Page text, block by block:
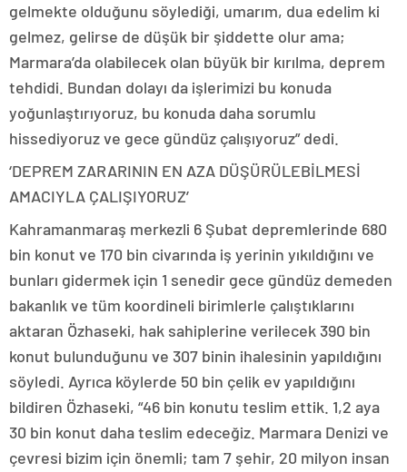
gelmekte olduğunu söylediği, umarım, dua edelim ki
gelmez, gelirse de düşük bir şiddette olur ama;
Marmara’da olabilecek olan büyük bir kırılma, deprem
tehdidi. Bundan dolayı da işlerimizi bu konuda
yoğunlaştırıyoruz, bu konuda daha sorumlu
hissediyoruz ve gece gündüz çalışıyoruz” dedi.
‘DEPREM ZARARININ EN AZA DÜŞÜRÜLEBİLMESİ
AMACIYLA ÇALIŞIYORUZ’
Kahramanmaraş merkezli 6 Şubat depremlerinde 680
bin konut ve 170 bin civarında iş yerinin yıkıldığını ve
bunları gidermek için 1 senedir gece gündüz demeden
bakanlık ve tüm koordineli birimlerle çalıştıklarını
aktaran Özhaseki, hak sahiplerine verilecek 390 bin
konut bulunduğunu ve 307 binin ihalesinin yapıldığını
söyledi. Ayrıca köylerde 50 bin çelik ev yapıldığını
bildiren Özhaseki, “46 bin konutu teslim ettik. 1,2 aya
30 bin konut daha teslim edeceğiz. Marmara Denizi ve
çevresi bizim için önemli; tam 7 şehir, 20 milyon insan